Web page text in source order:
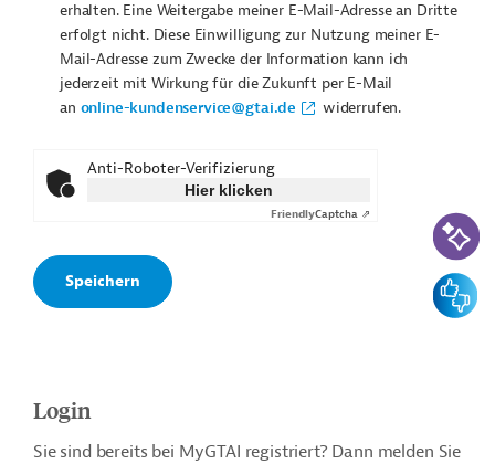
erhalten. Eine Weitergabe meiner E-Mail-Adresse an Dritte
erfolgt nicht. Diese Einwilligung zur Nutzung meiner E-
Mail-Adresse zum Zwecke der Information kann ich
jederzeit mit Wirkung für die Zukunft per E-Mail
an online-kundenservice@gtai.de widerrufen.
Anti-Roboter-Verifizierung
Hier klicken
FriendlyCaptcha ⇗
Login
Sie sind bereits bei MyGTAI registriert? Dann melden Sie
KI-